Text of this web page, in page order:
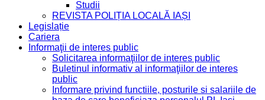
Studii
REVISTA POLIȚIA LOCALĂ IAȘI
Legislație
Cariera
Informaţii de interes public
Solicitarea informaţiilor de interes public
Buletinul informativ al informaţiilor de interes
public
Informare privind functiile, posturile si salariile de